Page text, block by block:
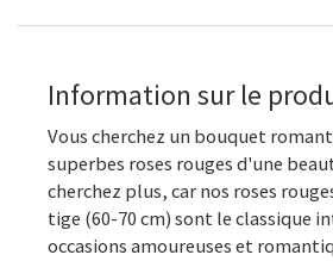
Information sur le
Vous cherchez un bouquet
superbes roses rouges d'une
cherchez plus, car nos roses
tige (60-70 cm) sont le classique
occasions amoureuses et